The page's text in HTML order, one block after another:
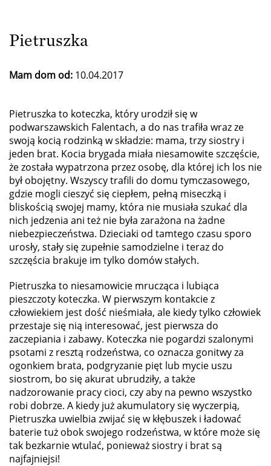
Pietruszka
Mam dom od: 10.04.2017
Pietruszka to koteczka, który urodził się w
podwarszawskich Falentach, a do nas trafiła wraz ze
swoją kocią rodzinką w składzie: mama, trzy siostry i
jeden brat. Kocia brygada miała niesamowite szczęście,
że została wypatrzona przez osobę, dla której ich los nie
był obojętny. Wszyscy trafili do domu tymczasowego,
gdzie mogli cieszyć się ciepłem, pełną miseczką i
bliskością swojej mamy, która nie musiała szukać dla
nich jedzenia ani też nie była zarażona na żadne
niebezpieczeństwa. Dzieciaki od tamtego czasu sporo
urosły, stały się zupełnie samodzielne i teraz do
szczęścia brakuje im tylko domów stałych.
Pietruszka to niesamowicie mrucząca i lubiąca
pieszczoty koteczka. W pierwszym kontakcie z
człowiekiem jest dość nieśmiała, ale kiedy tylko człowiek
przestaje się nią interesować, jest pierwsza do
zaczepiania i zabawy. Koteczka nie pogardzi szalonymi
psotami z resztą rodzeństwa, co oznacza gonitwy za
ogonkiem brata, podgryzanie pięt lub mycie uszu
siostrom, bo się akurat ubrudziły, a także
nadzorowanie pracy cioci, czy aby na pewno wszystko
robi dobrze. A kiedy już akumulatory się wyczerpią,
Pietruszka uwielbia zwijać się w kłębuszek i ładować
baterie tuż obok swojego rodzeństwa, w które może się
tak bezkarnie wtulać, ponieważ siostry i brat są
najfajniejsi!